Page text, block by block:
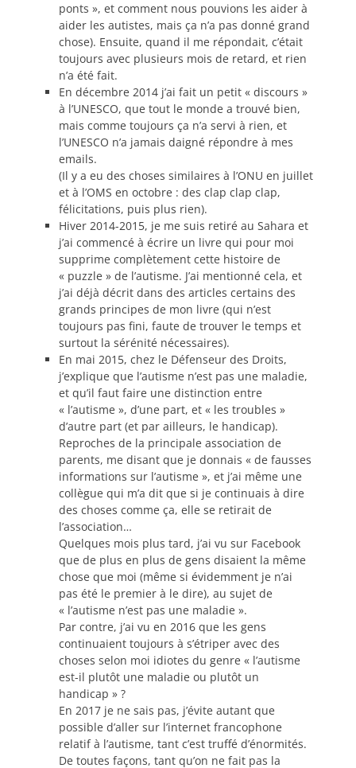
ponts », et comment nous pouvions les aider à
aider les autistes, mais ça n’a pas donné grand
chose). Ensuite, quand il me répondait, c’était
toujours avec plusieurs mois de retard, et rien
n’a été fait.
En décembre 2014 j’ai fait un petit « discours »
à l’UNESCO, que tout le monde a trouvé bien,
mais comme toujours ça n’a servi à rien, et
l’UNESCO n’a jamais daigné répondre à mes
emails.
(Il y a eu des choses similaires à l’ONU en juillet
et à l’OMS en octobre : des clap clap clap,
félicitations, puis plus rien).
Hiver 2014-2015, je me suis retiré au Sahara et
j’ai commencé à écrire un livre qui pour moi
supprime complètement cette histoire de
« puzzle » de l’autisme. J’ai mentionné cela, et
j’ai déjà décrit dans des articles certains des
grands principes de mon livre (qui n’est
toujours pas fini, faute de trouver le temps et
surtout la sérénité nécessaires).
En mai 2015, chez le Défenseur des Droits,
j’explique que l’autisme n’est pas une maladie,
et qu’il faut faire une distinction entre
« l’autisme », d’une part, et « les troubles »
d’autre part (et par ailleurs, le handicap).
Reproches de la principale association de
parents, me disant que je donnais « de fausses
informations sur l’autisme », et j’ai même une
collègue qui m’a dit que si je continuais à dire
des choses comme ça, elle se retirait de
l’association…
Quelques mois plus tard, j’ai vu sur Facebook
que de plus en plus de gens disaient la même
chose que moi (même si évidemment je n’ai
pas été le premier à le dire), au sujet de
« l’autisme n’est pas une maladie ».
Par contre, j’ai vu en 2016 que les gens
continuaient toujours à s’étriper avec des
choses selon moi idiotes du genre « l’autisme
est-il plutôt une maladie ou plutôt un
handicap » ?
En 2017 je ne sais pas, j’évite autant que
possible d’aller sur l’internet francophone
relatif à l’autisme, tant c’est truffé d’énormités.
De toutes façons, tant qu’on ne fait pas la